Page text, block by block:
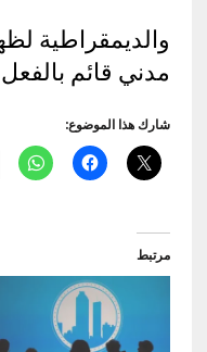
والديمقراطية
مدني قائم
شارك هذا الموضوع:
مرتبط